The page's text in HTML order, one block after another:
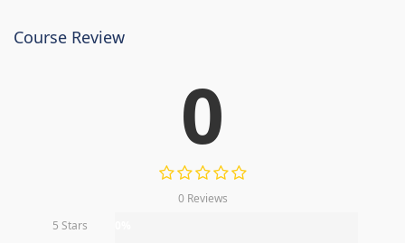
Course Review
0
0 Reviews
5 Stars